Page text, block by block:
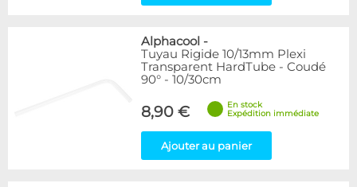
Alphacool -
Tuyau Rigide 10/13mm Plexi
Transparent HardTube - Coudé
90° - 10/30cm
8,90 €
En stock
Expédition immédiate
Ajouter au panier